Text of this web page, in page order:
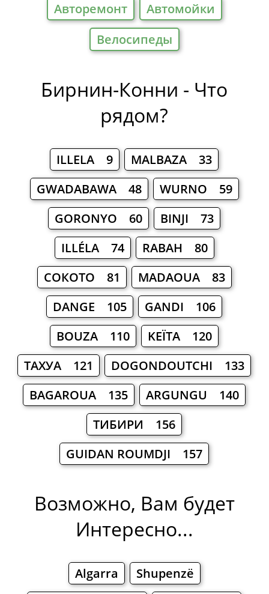
Авторемонт
Автомойки
Велосипеды
Бирнин-Конни - Что
рядом?
ILLELA 9
MALBAZA 33
GWADABAWA 48
WURNO 59
GORONYO 60
BINJI 73
ILLÉLA 74
RABAH 80
СОКОТО 81
MADAOUA 83
DANGE 105
GANDI 106
BOUZA 110
KEÏTA 120
ТАХУА 121
DOGONDOUTCHI 133
BAGAROUA 135
ARGUNGU 140
ТИБИРИ 156
GUIDAN ROUMDJI 157
Возможно, Вам будет
Интересно...
Algarra
Shupenzë